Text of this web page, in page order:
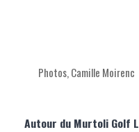
Photos, Camille Moirenc
Autour du Murtoli Golf